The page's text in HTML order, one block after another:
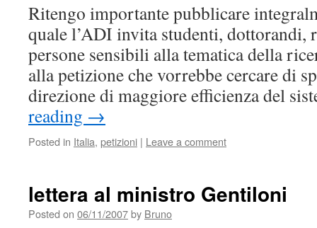
Ritengo importante pubblicare
quale l’ADI invita studenti, dottorandi,
persone sensibili alla tematica della
alla petizione che vorrebbe cercare di
direzione di maggiore efficienza del
reading →
Posted in Italia, petizioni | Leave a comment
lettera al ministro Gentiloni
Posted on 06/11/2007by Bruno